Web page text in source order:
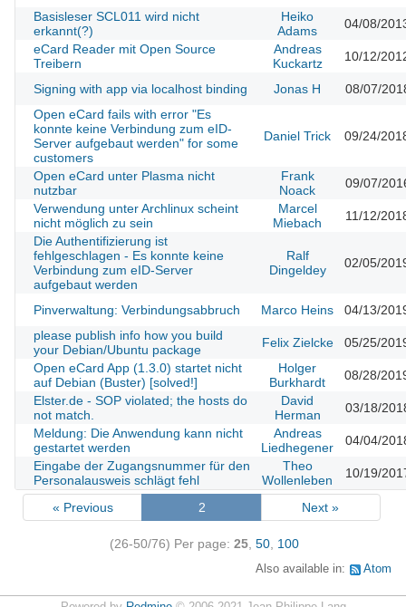
Basisleser SCL011 wird nicht
erkannt(?)
Heiko
Adams
04/08/
eCard Reader mit Open Source
Treibern
Andreas
Kuckartz
10/12/
Signing with app via localhost binding Jonas H
08/07/
Open eCard fails with error "Es
konnte keine Verbindung zum eID-
Server aufgebaut werden" for some
customers
Daniel Trick 09/24/
Open eCard unter Plasma nicht
nutzbar
Frank
Noack
09/07/
Verwendung unter Archlinux scheint
nicht möglich zu sein
Marcel
Miebach
11/12/
Die Authentifizierung ist
fehlgeschlagen - Es konnte keine
Verbindung zum eID-Server
aufgebaut werden
Ralf
Dingeldey
02/05/
Pinverwaltung: Verbindungsabbruch Marco Heins
04/13/
please publish info how you build
your Debian/Ubuntu package
Felix Zielcke
05/25/
Open eCard App (1.3.0) startet nicht
auf Debian (Buster) [solved!]
Holger
Burkhardt
08/28/
Elster.de - SOP violated; the hosts do
not match.
David
Herman
03/18/
Meldung: Die Anwendung kann nicht
gestartet werden
Andreas
Liedhegener
04/04/
Eingabe der Zugangsnummer für den
Personalausweis schlägt fehl
Theo
Wollenleben
10/19/
« Previous 2 Next »
(26-50/76) Per page: 25, 50, 100
Also available in: Atom